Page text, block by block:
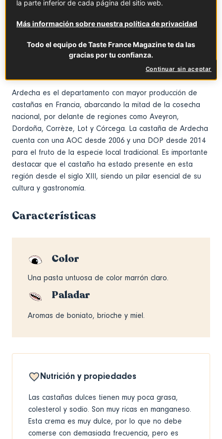
que se añade azúcar, jarabe para confitado y vainilla. En
confitadas, y la cantidad de puré de castañas utilizada
debe ser como mínimo del 38 %.
Ardecha es el departamento con mayor producción de
castañas en Francia, abarcando la mitad de la cosecha
nacional, por delante de regiones como Aveyron,
Dordoña, Corrèze, Lot y Córcega. La castaña de Ardecha
cuenta con una AOC desde 2006 y una DOP desde 2014
para el fruto de la especie local tradicional. Es importante
destacar que el castaño ha estado presente en esta
región desde el siglo XIII, siendo un pilar esencial de su
cultura y gastronomía.
Características
Color
Una pasta untuosa de color marrón claro.
Paladar
Aromas de boniato, brioche y miel.
Nutrición y propiedades
Las castañas dulces tienen muy poca grasa,
colesterol y sodio. Son muy ricas en manganeso.
Esta crema es muy dulce, por lo que no debe
comerse con demasiada frecuencia, pero es
la parte inferior de cada página del sitio web.
Más información sobre nuestra política de privacidad
Todo el equipo de Taste France Magazine te da las
gracias por tu confianza.
Continuar sin aceptar